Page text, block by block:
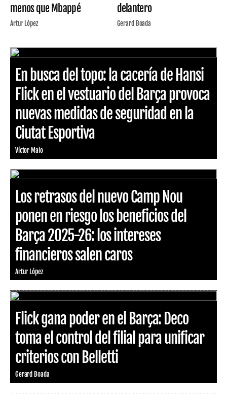
menos que Mbappé
Artur López
delantero
Gerard Boada
En busca del topo: la cacería de Hansi
Flick en el vestuario del Barça provoca
nuevas medidas de seguridad en la
Ciutat Esportiva
Víctor Malo
Los retrasos del nuevo Camp Nou
ponen en riesgo los beneficios del
Barça 2025-26: los intereses
financieros salen caros
Artur López
Flick gana poder en el Barça: Deco
toma el control del filial para unificar
criterios con Belletti
Gerard Boada